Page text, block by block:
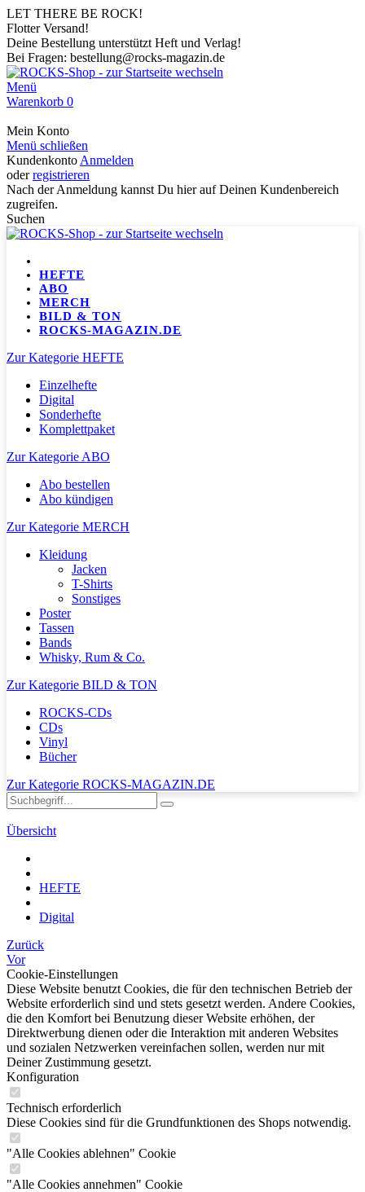
LET THERE BE ROCK!
Flotter Versand!
Deine Bestellung unterstützt Heft und Verlag!
Bei Fragen: bestellung@rocks-magazin.de
Menü
Warenkorb 0
Mein Konto
Menü schließen
Kundenkonto Anmelden
oderregistrieren
Nach der Anmeldung kannst Du hier auf Deinen Kundenbereich
zugreifen.
Suchen
HEFTE
ABO
MERCH
BILD & TON
ROCKS-MAGAZIN.DE
Zur Kategorie HEFTE
Einzelhefte
Digital
Sonderhefte
Komplettpaket
Zur Kategorie ABO
Abo bestellen
Abo kündigen
Zur Kategorie MERCH
Kleidung
Jacken
T-Shirts
Sonstiges
Poster
Tassen
Bands
Whisky, Rum & Co.
Zur Kategorie BILD & TON
ROCKS-CDs
CDs
Vinyl
Bücher
Zur Kategorie ROCKS-MAGAZIN.DE
Übersicht
HEFTE
Digital
Zurück
Vor
Cookie-Einstellungen
Diese Website benutzt Cookies, die für den technischen Betrieb der
Website erforderlich sind und stets gesetzt werden. Andere Cookies,
die den Komfort bei Benutzung dieser Website erhöhen, der
Direktwerbung dienen oder die Interaktion mit anderen Websites
und sozialen Netzwerken vereinfachen sollen, werden nur mit
Deiner Zustimmung gesetzt.
Konfiguration
Technisch erforderlich
Diese Cookies sind für die Grundfunktionen des Shops notwendig.
"Alle Cookies ablehnen" Cookie
"Alle Cookies annehmen" Cookie